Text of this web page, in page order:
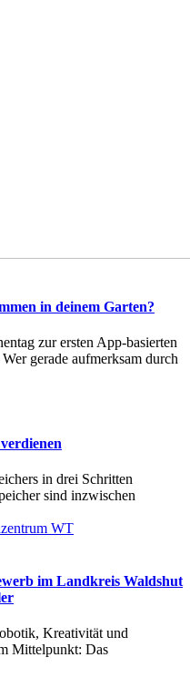
in deinem Garten?
zur ersten App-basierten
gerade aufmerksam durch
in drei Schritten
sind inzwischen
im Landkreis Waldshut
Kreativität und
Mittelpunkt: Das